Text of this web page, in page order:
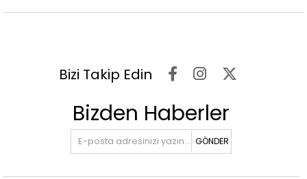
Bizi Takip Edin
Bizden Haberler
GÖNDER